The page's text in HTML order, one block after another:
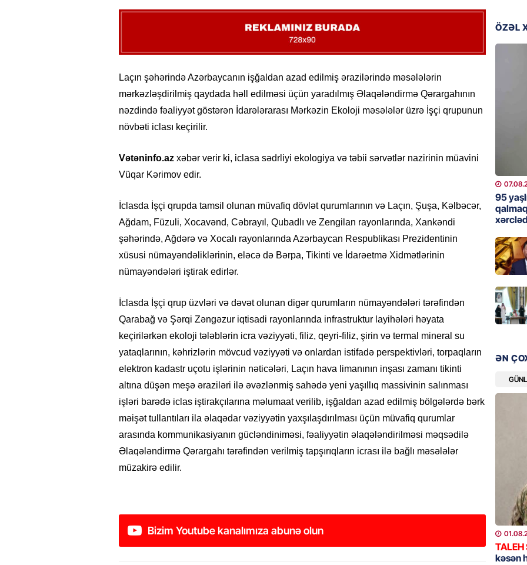
Laçın şəhərində Azərbaycanın işğaldan azad edilmiş ərazilərində məsələlərin
mərkəzləşdirilmiş qaydada həll edilməsi üçün yaradılmış Əlaqələndirmə Qərargahının
nəzdində fəaliyyət göstərən İdarələrarası Mərkəzin Ekoloji məsələlər üzrə İşçi qrupunun
növbəti iclası keçirilir.
Vətəninfo.az xəbər verir ki, iclasa sədrliyi ekologiya və təbii sərvətlər nazirinin müavini
Vüqar Kərimov edir.
İclasda İşçi qrupda tamsil olunan müvafiq dövlət qurumlarının və Laçın, Şuşa, Kəlbəcər,
Ağdam, Füzuli, Xocavənd, Cəbrayıl, Qubadlı ve Zengilan rayonlarında, Xankəndi
şəhərində, Ağdərə və Xocalı rayonlarında Azərbaycan Respublikası Prezidentinin
xüsusi nümayəndəliklərinin, eləcə də Bərpa, Tikinti ve İdarəetmə Xidmətlərinin
nümayəndələri iştirak edirlər.
İclasda İşçi qrup üzvləri və dəvət olunan digər qurumların nümayəndələri tərəfindən
Qarabağ və Şərqi Zəngəzur iqtisadi rayonlarında infrastruktur layihələri həyata
keçirilərkən ekoloji tələblərin icra vəziyyəti, filiz, qeyri-filiz, şirin və termal mineral su
yataqlarının, kəhrizlərin mövcud vəziyyəti və onlardan istifadə perspektivləri, torpaqların
elektron kadastr uçotu işlərinin nəticələri, Laçın hava limanının inşası zamanı tikinti
altına düşən meşə əraziləri ilə əvəzlənmiş sahədə yeni yaşıllıq massivinin salınması
işləri barədə iclas iştirakçılarına məlumaat verilib, işğaldan azad edilmiş bölgələrdə bərk
məişət tullantıları ila əlaqədar vəziyyətin yaxşılaşdırılması üçün müvafiq qurumlar
arasında kommunikasiyanın gücləndiniməsi, fəaliyyətin əlaqələndirilməsi məqsədilə
Əlaqələndirmə Qərargahı tərəfindən verilmiş tapşırıqların icrası ilə bağlı məsələlər
müzakirə edilir.
Bizim Youtube kanalımıza abunə olun
bağlı
Çin
MANŞET
“Birgə
GÜNDƏM
Dosye
ÖZƏL
95
ƏN
TALEH
kəsən